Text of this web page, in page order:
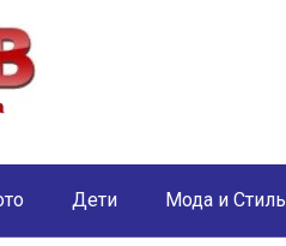
Дети Мода и Стиль